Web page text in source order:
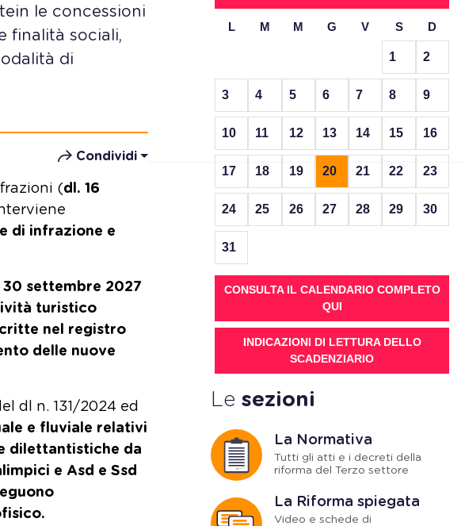
le concessioni
finalità sociali,
di
Condividi
(dl. 16
di infrazione e
settembre 2027
turistico
nel registro
delle nuove
dl n. 131/2024 ed
e fluviale relativi
dilettantistiche da
e Asd e Ssd
L M M G V S D
1 2
3 4 5 6 7 8 9
10 11 12 13 14 15 16
17 18 19 20 21 22 23
24 25 26 27 28 29 30
31
CONSULTA IL CALENDARIO COMPLETO
QUI
INDICAZIONI DI LETTURA DELLO
SCADENZIARIO
Le sezioni
La Normativa
Tutti gli atti e i decreti della
riforma del Terzo settore
La Riforma spiegata
Video e schede di